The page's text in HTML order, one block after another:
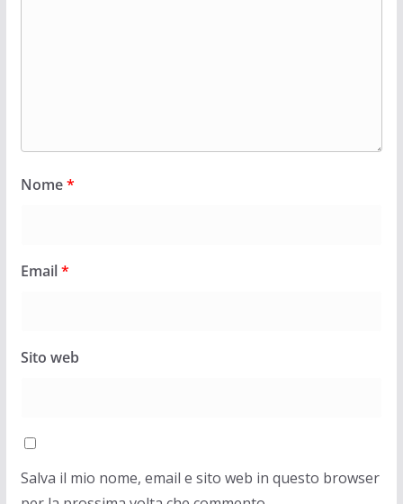
Nome*
Email*
Sito web
Salva il mio nome, email e sito web in questo browser